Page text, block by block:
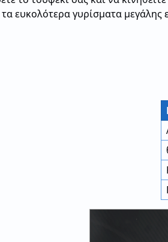
ευκολότερα γυρίσματα μεγάλης